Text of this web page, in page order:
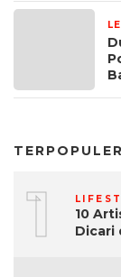
TERPOPULER
1
10
Dicari